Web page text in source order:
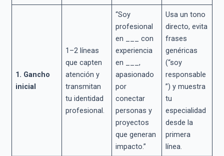
1. Gancho
inicial
1–2 líneas
que capten
atención y
transmitan
tu identidad
profesional.
“Soy
profesional
en ___ con
experiencia
en ___,
apasionado
por
conectar
personas y
proyectos
que generan
impacto.”
Usa un tono
directo, evita
frases
genéricas
(“soy
responsable
”) y muestra
tu
especialidad
desde la
primera
línea.